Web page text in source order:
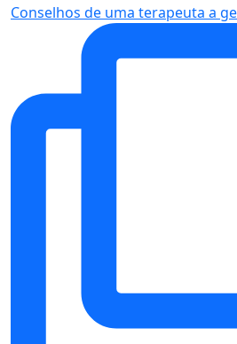
Conselhos de uma terapeuta a